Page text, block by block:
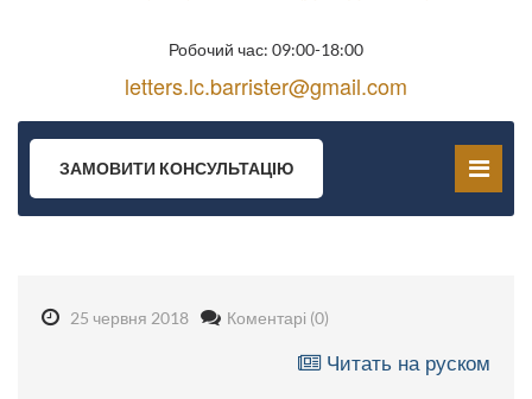
Робочий час: 09:00-18:00
letters.lc.barrister@gmail.com
ЗАМОВИТИ КОНСУЛЬТАЦІЮ
25 червня 2018 Коментарі (0)
Читать на руском